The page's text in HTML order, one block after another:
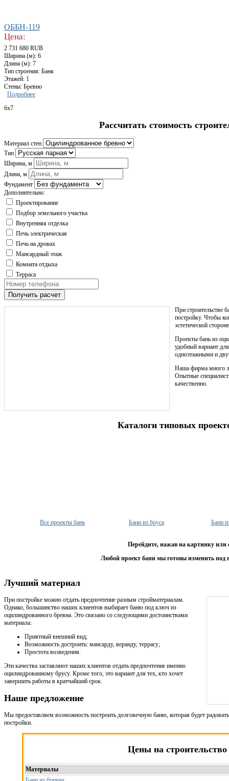
ОББН-119
Цена:
2 731 680 RUB
Ширина (м): 6
Длина (м): 7
Тип строения: Баня
Этажей: 1
Стены: Бревно
Подробнее
6x7
Рассчитать стоимость
Материал стен
Тип
Ширина, м
Длина, м
Фундамент
Дополнительно:
Проектирование
Подбор земельного участка
Внутренняя отделка
Печь электрическая
Печь на дровах
Мансардный этаж
Комната отдыха
Терраса
Получить расчет
При строительстве
постройку. Чтобы
эстетической
Проекты бань из
удобный вариант
одноэтажными и
Наша фирма много
Опытные
качественно.
Каталоги типовых
Все проекты бань Бани из бруса Бани
Перейдите, нажав на картинку или
Любой проект бани мы готовы изменить под
Лучший материал
При постройке можно отдать предпочтение разным стройматериалам.
Однако, большинство наших клиентов выбирает баню под ключ из
оцилиндрованного бревна. Это связано со следующими достоинствами
материала:
Приятный внешний вид;
Возможность достроить: мансарду, веранду, террасу;
Простота возведения.
Эти качества заставляют наших клиентов отдать предпочтение именно
оцилиндрованному брусу. Кроме того, это вариант для тех, кто хочет
завершить работы в кратчайший срок.
Наше предложение
Мы предоставляем возможность построить долговечную баню, которая будет
постройки.
Цены на строительство
Материалы